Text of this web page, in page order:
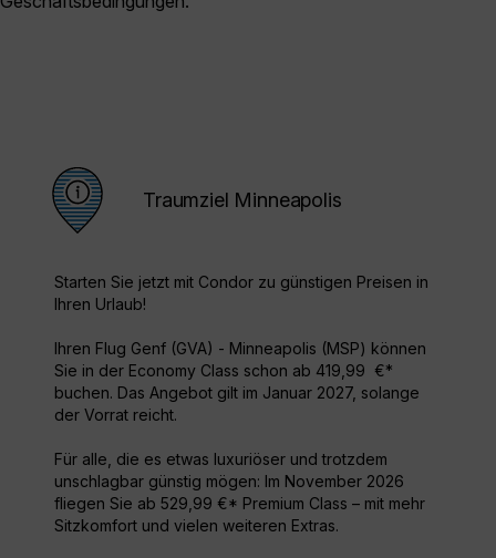
Traumziel Minneapolis
Starten Sie jetzt mit Condor zu günstigen Preisen in
Ihren Urlaub!
Ihren Flug Genf (GVA) - Minneapolis (MSP) können
Sie in der Economy Class schon ab 419,99 €*
buchen. Das Angebot gilt im Januar 2027, solange
der Vorrat reicht.
Für alle, die es etwas luxuriöser und trotzdem
unschlagbar günstig mögen: Im November 2026
fliegen Sie ab 529,99 €* Premium Class – mit mehr
Sitzkomfort und vielen weiteren Extras.